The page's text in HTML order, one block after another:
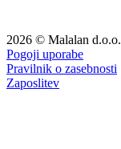
2026 © Malalan d.o.o.
Pogoji uporabe
Pravilnik o zasebnosti
Zaposlitev